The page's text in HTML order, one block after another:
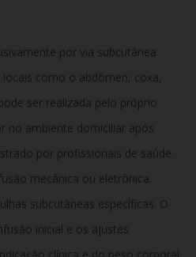
por via subcutânea
como o abdômen, coxa,
ser realizada pelo próprio
no ambiente domiciliar após
por profissionais de saúde.
mecânica ou eletrônica
subcutâneas específicas. O
inicial e os ajustes